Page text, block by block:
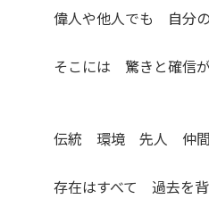
偉人や他人でも 自分
そこには 驚きと確信
伝統 環境 先人 仲
存在はすべて 過去を